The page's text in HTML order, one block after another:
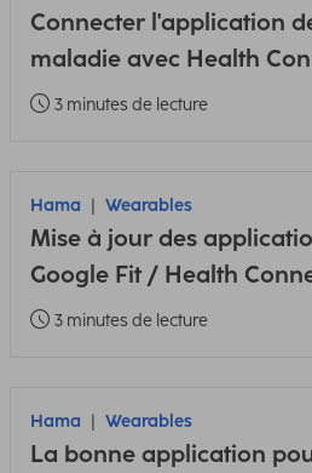
Connecter l'application
maladie avec Health
3 minutes de lecture
Hama Wearables
Mise à jour des
Google Fit / Health
3 minutes de lecture
Hama Wearables
La bonne application